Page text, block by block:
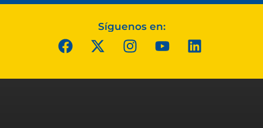
Síguenos en: